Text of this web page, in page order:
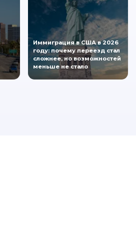
Иммиграция в США в 2026
году: почему переезд стал
сложнее, но возможностей
меньше не стало